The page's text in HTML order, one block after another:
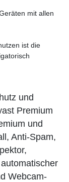
mit allen
ist die
und
Premium
und
Anti-Spam,
Webcam-